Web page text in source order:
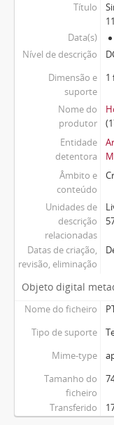
Título
Data(s)
Nível de descrição
Dimensão e
suporte
1
Nome do
produtor
Entidade
detentora
Âmbito e
conteúdo
Unidades de
descrição
relacionadas
Datas de criação,
revisão, eliminação
Objeto digital
Nome do ficheiro
Tipo de suporte
Mime-type
Tamanho do
ficheiro
Transferido